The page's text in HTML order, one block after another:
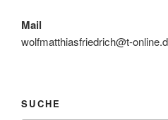
Mail
wolfmatthiasfriedrich@t-
SUCHE